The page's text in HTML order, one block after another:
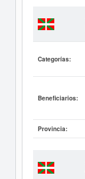
Categorías:
Beneficiarios:
Provincia: